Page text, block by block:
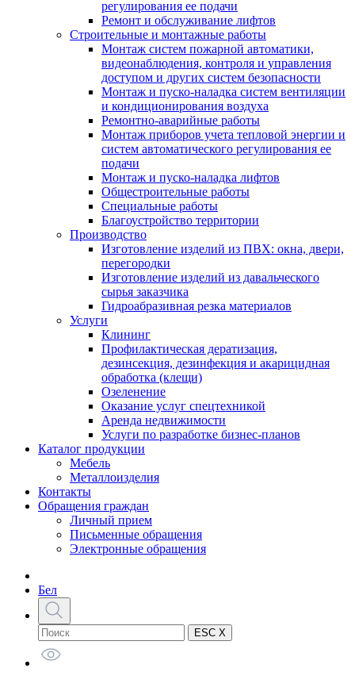
регулирования ее подачи
Ремонт и обслуживание лифтов
Строительные и монтажные работы
Монтаж систем пожарной автоматики,
видеонаблюдения, контроля и управления
доступом и других систем безопасности
Монтаж и пуско-наладка систем вентиляции
и кондиционирования воздуха
Ремонтно-аварийные работы
Монтаж приборов учета тепловой энергии и
систем автоматического регулирования ее
подачи
Монтаж и пуско-наладка лифтов
Общестроительные работы
Специальные работы
Благоустройство территории
Производство
Изготовление изделий из ПВХ: окна, двери,
перегородки
Изготовление изделий из давальческого
сырья заказчика
Гидроабразивная резка материалов
Услуги
Клининг
Профилактическая дератизация,
дезинсекция, дезинфекция и акарицидная
обработка (клещи)
Озеленение
Оказание услуг спецтехникой
Аренда недвижимости
Услуги по разработке бизнес-планов
Каталог продукции
Мебель
Металлоизделия
Контакты
Обращения граждан
Личный прием
Письменные обращения
Электронные обращения
Бел
ESC X